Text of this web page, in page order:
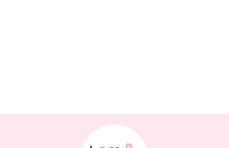
để miếng dán bám chắc hơn.
⇒ Thay miếng dán mới khi patch chuyển sang màu trắng đục, dấu
hiệu đã hấp thụ dịch mụn.